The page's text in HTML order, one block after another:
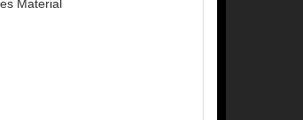
Material